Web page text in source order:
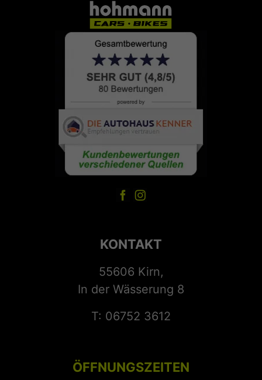
KONTAKT
55606 Kirn,
In der Wässerung 8
T: 06752 3612
ÖFFNUNGSZEITEN